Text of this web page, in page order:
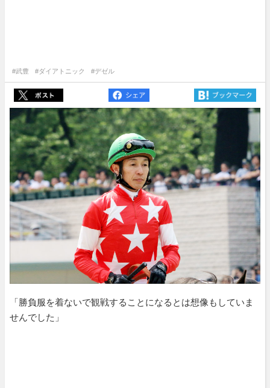
#武豊 #ダイアトニック #デゼル
「勝負服を着ないで観戦することになるとは想像もしていま
せんでした」